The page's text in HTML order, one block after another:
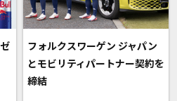
フォルクスワーゲン ジャパン
とモビリティパートナー契約を
締結